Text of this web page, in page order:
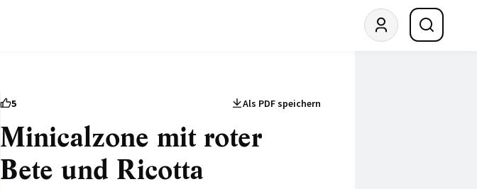
5 Als PDF speichern
Minicalzone mit roter
Bete und Ricotta